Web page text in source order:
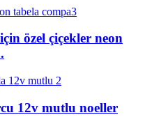
özel çiçekler neon
12v mutlu noeller